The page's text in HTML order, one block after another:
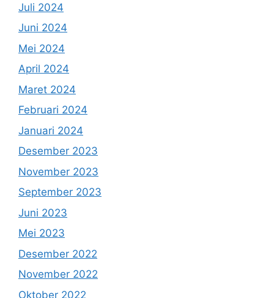
Juli 2024
Juni 2024
Mei 2024
April 2024
Maret 2024
Februari 2024
Januari 2024
Desember 2023
November 2023
September 2023
Juni 2023
Mei 2023
Desember 2022
November 2022
Oktober 2022